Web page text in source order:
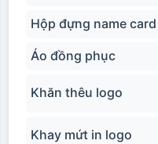
Hộp đựng name card
Áo đồng phục
Khăn thêu logo
Khay mứt in logo